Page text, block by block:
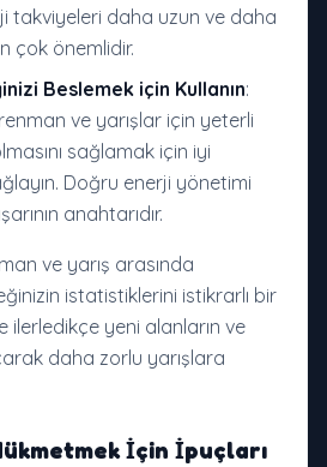
takviyeleri daha uzun ve daha
çok önemlidir.
Beslemek için Kullanın:
ve yarışlar için yeterli
sağlamak için iyi
Doğru enerji yönetimi
anahtarıdır.
ve yarış arasında
istatistiklerini istikrarlı bir
ilerledikçe yeni alanların ve
daha zorlu yarışlara
İçin İpuçları